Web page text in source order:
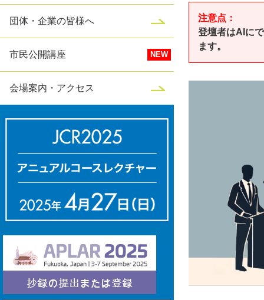
団体・企業の皆様へ
市民公開講座
会場案内・アクセス
注意点：
登壇者はAIに
ます。